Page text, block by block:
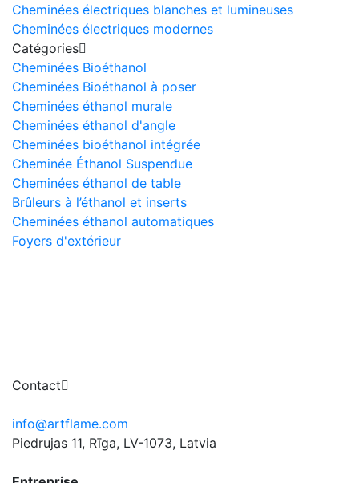
Cheminées électriques blanches et lumineuses
Cheminées électriques modernes
Catégories
Cheminées Bioéthanol
Cheminées Bioéthanol à poser
Cheminées éthanol murale
Cheminées éthanol d'angle
Cheminées bioéthanol intégrée
Cheminée Éthanol Suspendue
Cheminées éthanol de table
Brûleurs à l’éthanol et inserts
Cheminées éthanol automatiques
Foyers d'extérieur
Contact
info@artflame.com
Piedrujas 11, Rīga, LV-1073, Latvia